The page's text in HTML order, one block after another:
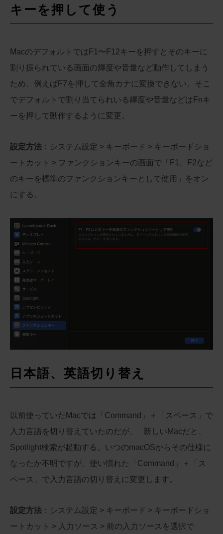
キーを押して使う
MacのデフォルトではF1〜F12キーを押すとそのキーに
割り振られている画面の輝度や音量など動作してしまう
ため、例えばF7を押して全角カナに変換できない。そこ
でデフォルトで割り当てられいる輝度や音量などはFnキ
ーを押して動作するように変更。
設定方法 ：システム設定 > キーボード > キーボードショ
ートカット > ファンクションキーの画面で「F1、F2など
のキーを標準のファンクションキーとして使用」をオン
にする。
日本語、英語切り替え
以前使っていたMacでは「Command」＋「スペース」で
入力言語を切り替えていたのだが、 新しいMacだと、
Spotlight検索が起動する。いつのmacOSからその仕様に
なったか不明ですが、使い慣れた「Command」＋「ス
ペース」で入力言語の切り替えに変更します。
設定方法 ：システム設定 > キーボード > キーボードショ
ートカット > 入力ソース > 前の入力ソースを選択で